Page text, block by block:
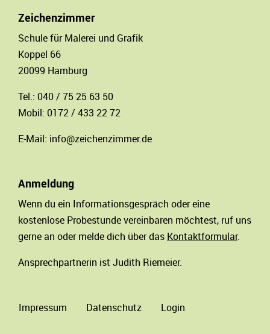
Zeichenzimmer
Schule für Malerei und Grafik
Koppel 66
20099 Hamburg
Tel.: 040 / 75 25 63 50
Mobil: 0172 / 433 22 72
E-Mail: info@zeichenzimmer.de
Anmeldung
Wenn du ein Informationsgespräch oder eine
kostenlose Probestunde vereinbaren möchtest, ruf uns
gerne an oder melde dich über das Kontaktformular.
Ansprechpartnerin ist Judith Riemeier.
Impressum Datenschutz Login